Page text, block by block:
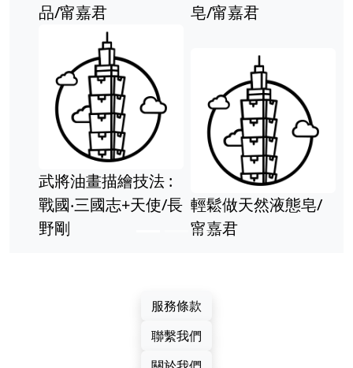
然液態皂/
親子天下 神奇柑仔
店4 給我變強的狼鰻
頭 有注音 廣嶋玲子
全新
親子天下
店1：帶
天堂 廣
音 全新
服務條款
聯繫我們